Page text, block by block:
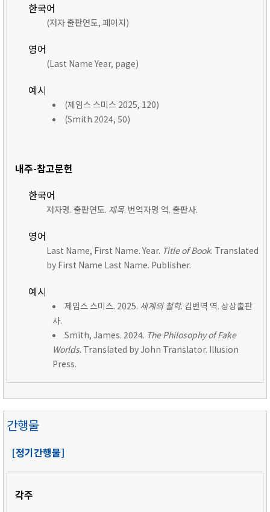
한국어
(저자 출판연도, 페이지)
영어
(Last Name Year, page)
예시
(제임스 스미스 2025, 120)
(Smith 2024, 50)
내주-참고문헌
한국어
저자명. 출판연도. 제목. 번역자명 역. 출판사.
영어
Last Name, First Name. Year. Title of Book. Translated
by First Name Last Name. Publisher.
예시
제임스 스미스. 2025. 세계의 철학. 김번역 역. 상상출판
사.
Smith, James. 2024. The Philosophy of Fake
Worlds. Translated by John Translator. Illusion
Press.
간행물
[정기간행물]
각주